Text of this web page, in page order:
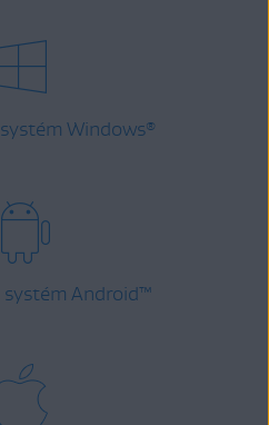
Windows®
Android™